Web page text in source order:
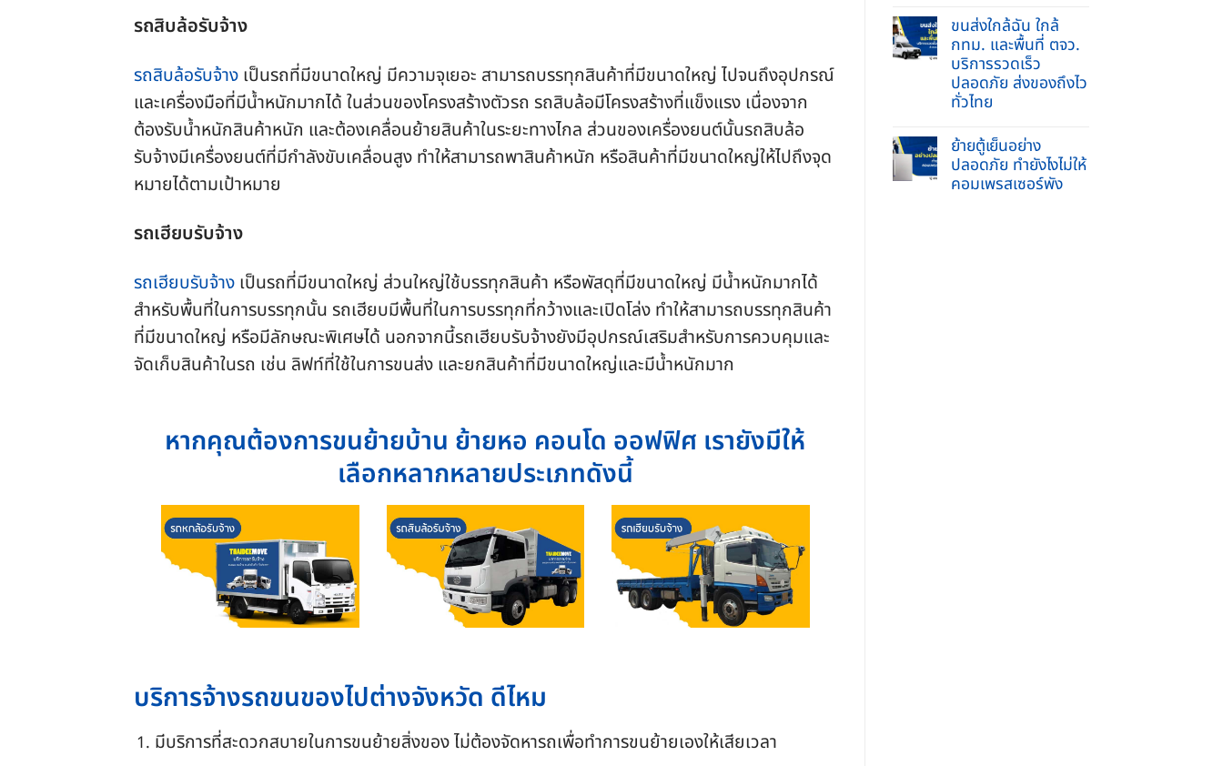
รถสิบล้อรับจ้าง
รถสิบล้อรับจ้าง เป็นรถที่มีขนาดใหญ่ มีความจุเยอะ สามารถบรรทุกสินค้าที่มีขนาดใหญ่ ไปจนถึงอุปกรณ์
และเครื่องมือที่มีน้ำหนักมากได้ ในส่วนของโครงสร้างตัวรถ รถสิบล้อมีโครงสร้างที่แข็งแรง เนื่องจาก
ต้องรับน้ำหนักสินค้าหนัก และต้องเคลื่อนย้ายสินค้าในระยะทางไกล ส่วนของเครื่องยนต์นั้นรถสิบล้อ
รับจ้างมีเครื่องยนต์ที่มีกำลังขับเคลื่อนสูง ทำให้สามารถพาสินค้าหนัก หรือสินค้าที่มีขนาดใหญ่ให้ไปถึงจุด
หมายได้ตามเป้าหมาย
รถเฮียบรับจ้าง
รถเฮียบรับจ้าง เป็นรถที่มีขนาดใหญ่ ส่วนใหญ่ใช้บรรทุกสินค้า หรือพัสดุที่มีขนาดใหญ่ มีน้ำหนักมากได้
สำหรับพื้นที่ในการบรรทุกนั้น รถเฮียบมีพื้นที่ในการบรรทุกที่กว้างและเปิดโล่ง ทำให้สามารถบรรทุกสินค้า
ที่มีขนาดใหญ่ หรือมีลักษณะพิเศษได้ นอกจากนี้รถเฮียบรับจ้างยังมีอุปกรณ์เสริมสำหรับการควบคุมและ
จัดเก็บสินค้าในรถ เช่น ลิฟท์ที่ใช้ในการขนส่ง และยกสินค้าที่มีขนาดใหญ่และมีน้ำหนักมาก
หากคุณต้องการขนย้ายบ้าน ย้ายหอ คอนโด ออฟฟิศ เรายังมีให้
เลือกหลากหลายประเภทดังนี้
บริการจ้างรถขนของไปต่างจังหวัด ดีไหม
มีบริการที่สะดวกสบายในการขนย้ายสิ่งของ ไม่ต้องจัดหารถเพื่อทำการขนย้ายเองให้เสียเวลา
ของ
หนัก
ครบ
จบ
ใน
ที่
เดียว
รูป
เข้า
บ้าน
ใหม่
2569
ทำ
ชีวิต
ราบ
รื่น
ขนส่งใกล้ฉัน ใกล้
กทม. และพื้นที่ ตจว.
บริการรวดเร็ว
ปลอดภัย ส่งของถึงไว
ทั่วไทย
Comments
on
ขนส่ง
ใกล้
ฉัน
ย้ายตู้เย็นอย่าง
ปลอดภัย ทำยังไงไม่ให้
คอมเพรสเซอร์พัง